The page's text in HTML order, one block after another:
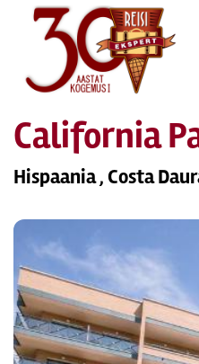
California
Hispaania , Costa